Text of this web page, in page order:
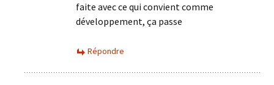
faite avec ce qui convient comme
développement, ça passe
Répondre